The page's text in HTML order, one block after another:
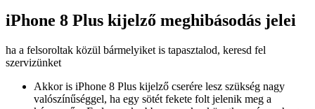
iPhone 8 Plus kijelző meghibásodás jelei
ha a felsoroltak közül bármelyiket is tapasztalod, keresd fel
szervizünket
Akkor is iPhone 8 Plus kijelző cserére lesz szükség nagy
valószínűséggel, ha egy sötét fekete folt jelenik meg a